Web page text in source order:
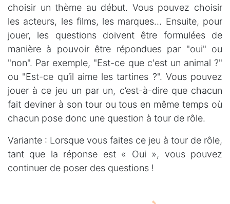
choisir un thème au début. Vous pouvez choisir
les acteurs, les films, les marques… Ensuite, pour
jouer, les questions doivent être formulées de
manière à pouvoir être répondues par "oui" ou
"non". Par exemple, "Est-ce que c'est un animal ?"
ou "Est-ce qu’il aime les tartines ?". Vous pouvez
jouer à ce jeu un par un, c’est-à-dire que chacun
fait deviner à son tour ou tous en même temps où
chacun pose donc une question à tour de rôle.
Variante : Lorsque vous faites ce jeu à tour de rôle,
tant que la réponse est « Oui », vous pouvez
continuer de poser des questions !